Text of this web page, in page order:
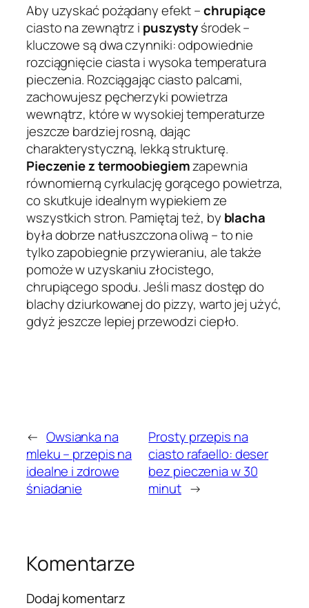
Aby uzyskać pożądany efekt –chrupiące
ciasto na zewnątrz i puszystyśrodek –
kluczowe są dwa czynniki: odpowiednie
rozciągnięcie ciasta i wysoka temperatura
pieczenia. Rozciągając ciasto palcami,
zachowujesz pęcherzyki powietrza
wewnątrz, które w wysokiej temperaturze
jeszcze bardziej rosną, dając
charakterystyczną, lekką strukturę.
Pieczenie z termoobiegiemzapewnia
równomierną cyrkulację gorącego powietrza,
co skutkuje idealnym wypiekiem ze
wszystkich stron. Pamiętaj też, by blacha
była dobrze natłuszczona oliwą – to nie
tylko zapobiegnie przywieraniu, ale także
pomoże w uzyskaniu złocistego,
chrupiącego spodu. Jeśli masz dostęp do
blachy dziurkowanej do pizzy, warto jej użyć,
gdyż jeszcze lepiej przewodzi ciepło.
← Owsianka na
mleku – przepis na
idealne i zdrowe
śniadanie
Prosty przepis na
ciasto rafaello: deser
bez pieczenia w 30
minut →
Komentarze
Dodaj komentarz